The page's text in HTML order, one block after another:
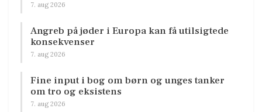
7. aug 2026
Angreb på jøder i Europa kan få utilsigtede
konsekvenser
7. aug 2026
Fine input i bog om børn og unges tanker
om tro og eksistens
7. aug 2026